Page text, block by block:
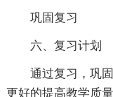
巩固复习
六、复习计划
通过复习，巩
更好的提高教学质